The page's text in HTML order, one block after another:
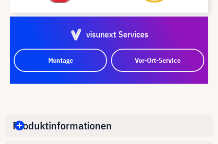
visunext Services
Montage Vor-Ort-Service
Produktinformationen